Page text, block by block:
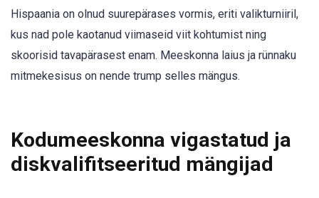
Hispaania on olnud suurepärases vormis, eriti valikturniiril,
kus nad pole kaotanud viimaseid viit kohtumist ning
skoorisid tavapärasest enam. Meeskonna laius ja rünnaku
mitmekesisus on nende trump selles mängus.
Kodumeeskonna vigastatud ja
diskvalifitseeritud mängijad